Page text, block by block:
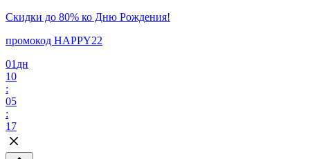
Скидки до 80% ко Дню Рождения!
промокод HAPPY22
01 дн
10
:
05
:
17